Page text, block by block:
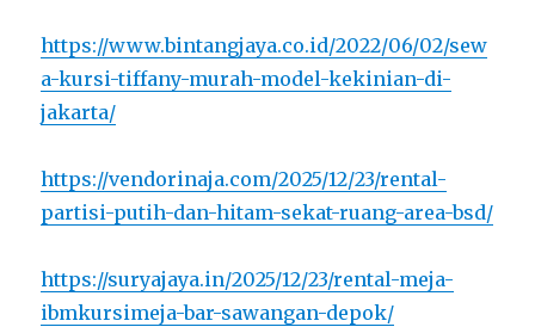
https://www.bintangjaya.co.id/2022/06/02/sew
a-kursi-tiffany-murah-model-kekinian-di-
jakarta/
https://vendorinaja.com/2025/12/23/rental-
partisi-putih-dan-hitam-sekat-ruang-area-bsd/
https://suryajaya.in/2025/12/23/rental-meja-
ibmkursimeja-bar-sawangan-depok/